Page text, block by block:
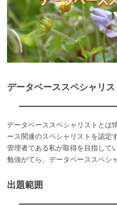
データベーススペシャリス
データベーススペシャリストとは
ース関連のスペシャリストを認定
管理者である私が取得を目指して
勉強がてら、データベーススペシ
出題範囲